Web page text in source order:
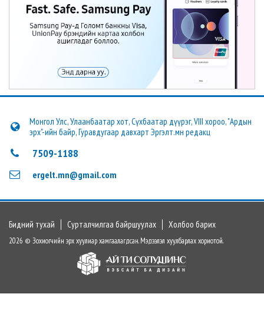
Монгол Улс, Улаанбаатар хот, Сүхбаатар дүүрэг, VIII хороо, "Ардын
эрх"-ийн байр, Гуравдугаар давхарт Эргэлт.мн редакц
7509-1188
ergelt.mn@gmail.com
Бидний тухай Сурталчилгаа байршуулах Холбоо барих
2026 © Зохиогчийн эрх хуулиар хамгаалагдсан. Мэдээлэл хуулбарлах хориотой.